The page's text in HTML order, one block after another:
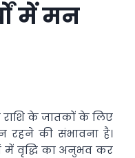
में मन
राशि के जातकों के लिए
रहने की संभावना है।
में वृद्धि का अनुभव कर